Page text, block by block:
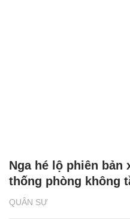
QUÂN SỰ
Nga hé lộ phiên bản
thống phòng không